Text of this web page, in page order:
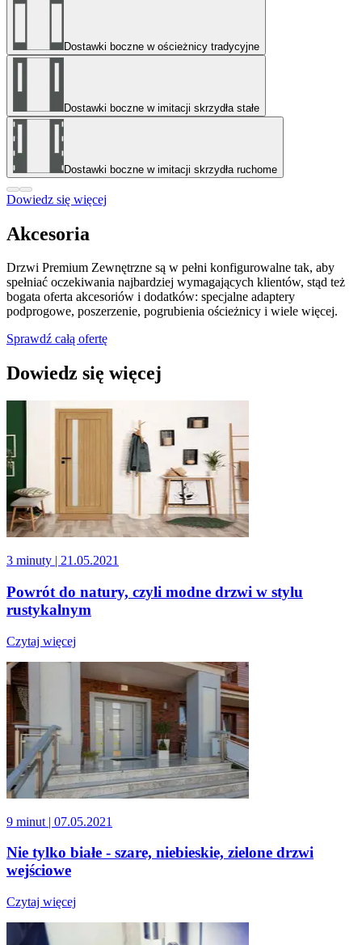
Dostawki boczne w ościeżnicy tradycyjne
Dostawki boczne w imitacji skrzydła stałe
Dostawki boczne w imitacji skrzydła ruchome
Dowiedz się więcej
Akcesoria
Drzwi Premium Zewnętrzne są w pełni konfigurowalne tak, aby
spełniać oczekiwania najbardziej wymagających klientów, stąd też
bogata oferta akcesoriów i dodatków: specjalne adaptery
podprogowe, poszerzenie, pogrubienia ościeżnicy i wiele więcej.
Sprawdź całą ofertę
Dowiedz się więcej
3 minuty | 21.05.2021
Powrót do natury, czyli modne drzwi w stylu
rustykalnym
Czytaj więcej
9 minut | 07.05.2021
Nie tylko białe - szare, niebieskie, zielone drzwi
wejściowe
Czytaj więcej